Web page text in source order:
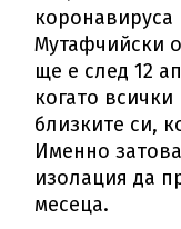
Мутафчийски
ще е след 12
когато всички
близките си,
Именно
изолация да
месеца.